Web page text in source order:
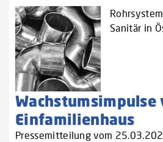
Sanitär in
Wachstumsimpulse
Einfamilienhaus
Pressemitteilung vom